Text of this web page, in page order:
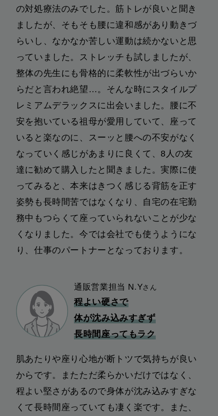
の対処療法のみでした。筋トレが良いと聞き
ましたが、そもそも腰に違和感があり動きづ
らいし、なかなか苦しい運動は続かないと思
っていました。ストレッチも試しましたが、
整体の先生にも骨格的に柔軟性が出づらいか
らだと言われ絶望…。そんな時にスタイルプ
レミアムデラックスに出会いました。腰に不
安を抱いている祖母が愛用していて、座って
いると楽なのに、スーッと腰への不安がなく
なっていく感じがあまりに良くて、8人の友
達に勧めて購入したと聞きました。実際に使
ってみると、本来はきつく感じる背筋を正す
姿勢も長時間苦ではなくなり、自宅の在宅勤
務中もつらくて座っていられないことが少な
くなりました。今では会社でも使うようにな
り、仕事のパートナーとなっております。
通販営業担当 N.Yさん
程よい硬さで
体が沈み込みすぎず
長時間座ってもラク
肌あたりや座り心地が断トツで気持ちが良い
からです。またただ柔らかいだけではなく、
程よい堅さがあるので身体が沈み込みすぎな
くて長時間座っていても凄く楽です。また、